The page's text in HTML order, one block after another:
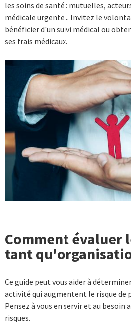
les soins de santé : mutuelles,
médicale urgente... Invitez le
bénéficier d'un suivi médical ou
ses frais médicaux.
Comment évaluer
tant
Ce guide peut vous aider à
activité qui augmentent le risque de
Pensez à vous en servir et au besoin
risques.